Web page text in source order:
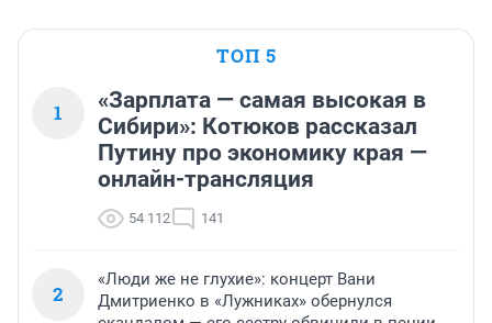
ТОП 5
1
«Зарплата — самая высокая в
Сибири»: Котюков рассказал
Путину про экономику края —
онлайн-трансляция
54 112 141
2
«Люди же не глухие»: концерт Вани
Дмитриенко в «Лужниках» обернулся